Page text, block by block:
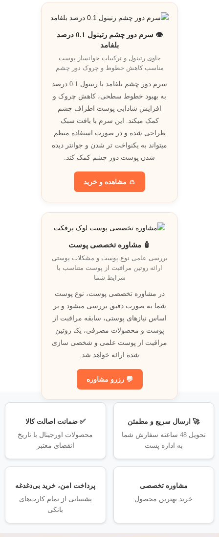
👁️ سرم دور چشم رتینول 0.1 درصد
بلفامد
حاوی رتینول و ترکيبات جوانساز پوست
مناسب کاهش خطوط و چروک دور چشم
سرم دور چشم بلفامد با رتینول 0.1 درصد
به بهبود خطوط سطحی، کاهش چروک و
افزایش شادابی پوست اطراف چشم
کمک میکند. اين سرم با بافت سبک
طراحی شده و در صورت استفاده منظم
ميتواند به يکنواخت تر شدن و جوانتر ديده
شدن پوست دور چشم کمک کند.
👛 مشاهده و خريد
🧴 مشاوره تخصصی پوست
بررسی علمی نوع پوست و مشکلات پوستی
ارائه روتين مراقبت از پوست متناسب با
شرايط شما
در مشاوره تخصصی پوست، نوع پوست
شما به صورت دقيق بررسی ميشود و بر
اساس نيازهای پوستی، سابقه مراقبت از
پوست و محصولات مصرفی، يک روتين
مراقبت از پوست علمی و شخصی سازی
شده ارائه خواهد شد.
💬 رزرو مشاوره
🚀 ارسال سریع و مطمئن
تحویل 48 ساعته سفارش شما
به اداره پست
✅ ضمانت اصالت کالا
محصولات اورجینال با تاریخ
انقضای معتبر
مشاوره تخصصی
خرید بهترین محصول
پرداخت امن، خرید بی‌دغدغه
پشتیبانی از تمام کارت‌های
بانکی